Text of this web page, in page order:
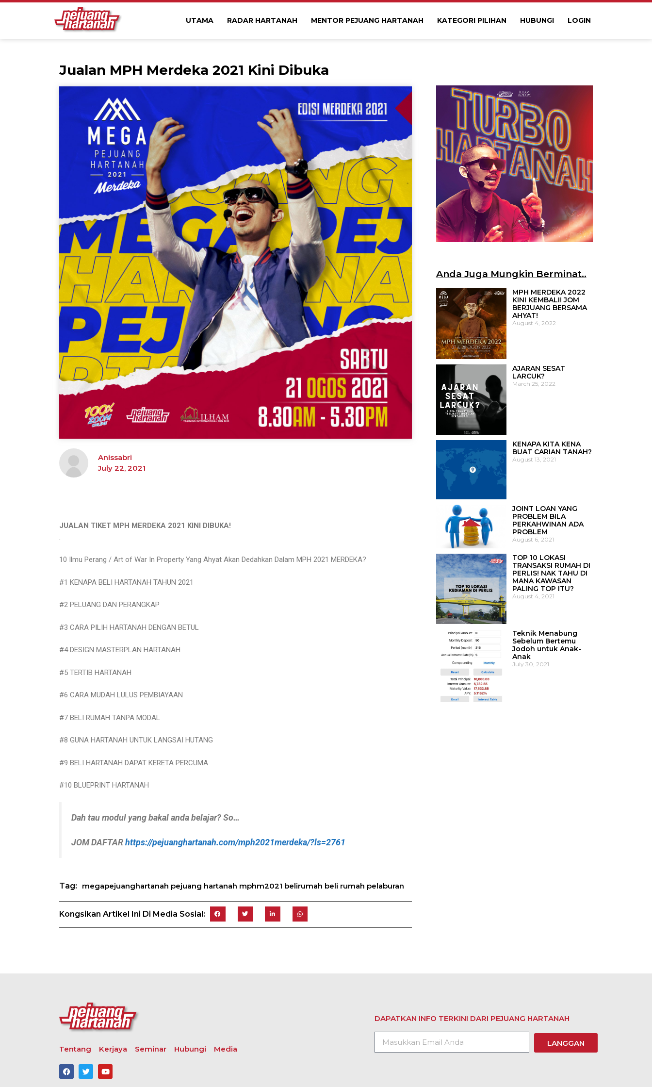
UTAMA RADAR HARTANAH MENTOR PEJUANG HARTANAH KATEGORI PILIHAN HUBUNGI LOGIN
Jualan MPH Merdeka 2021 Kini Dibuka
Anissabri
July 22, 2021
JUALAN TIKET MPH MERDEKA 2021 KINI DIBUKA!
.
10 Ilmu Perang / Art of War In Property Yang Ahyat Akan Dedahkan Dalam MPH 2021 MERDEKA?
#1 KENAPA BELI HARTANAH TAHUN 2021
#2 PELUANG DAN PERANGKAP
#3 CARA PILIH HARTANAH DENGAN BETUL
#4 DESIGN MASTERPLAN HARTANAH
#5 TERTIB HARTANAH
#6 CARA MUDAH LULUS PEMBIAYAAN
#7 BELI RUMAH TANPA MODAL
#8 GUNA HARTANAH UNTUK LANGSAI HUTANG
#9 BELI HARTANAH DAPAT KERETA PERCUMA
#10 BLUEPRINT HARTANAH
Dah tau modul yang bakal anda belajar? So…
JOM DAFTARhttps://pejuanghartanah.com/mph2021merdeka/?ls=2761
Tag: megapejuanghartanah pejuang hartanah mphm2021 belirumah beli rumah pelaburan
Kongsikan Artikel Ini Di Media Sosial:
Anda Juga Mungkin Berminat..
MPH MERDEKA 2022
KINI KEMBALI! JOM
BERJUANG BERSAMA
AHYAT!
August 4, 2022
AJARAN SESAT
LARCUK?
March 25, 2022
KENAPA KITA KENA
BUAT CARIAN TANAH?
August 13, 2021
JOINT LOAN YANG
PROBLEM BILA
PERKAHWINAN ADA
PROBLEM
August 6, 2021
TOP 10 LOKASI
TRANSAKSI RUMAH DI
PERLIS! NAK TAHU DI
MANA KAWASAN
PALING TOP ITU?
August 4, 2021
Teknik Menabung
Sebelum Bertemu
Jodoh untuk Anak-
Anak
July 30, 2021
Tentang Kerjaya Seminar Hubungi Media
DAPATKAN INFO TERKINI DARI PEJUANG HARTANAH
LANGGAN